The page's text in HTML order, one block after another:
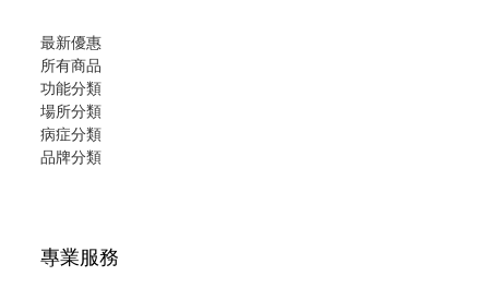
最新優惠
所有商品
功能分類
場所分類
病症分類
品牌分類
專業服務